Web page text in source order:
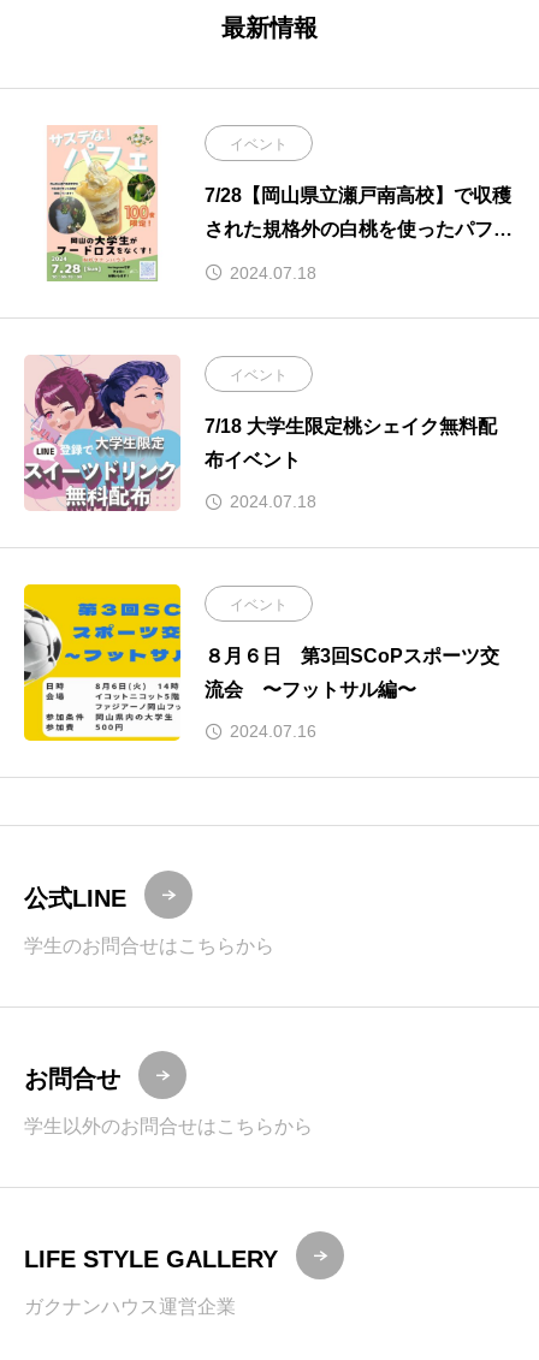
最新情報
イベント
7/28【岡山県立瀬戸南高校】で収穫
された規格外の白桃を使ったパフェ
を100食限定で販売
2024.07.18
イベント
7/18 大学生限定桃シェイク無料配
布イベント
2024.07.18
イベント
８月６日 第3回SCoPスポーツ交
流会 〜フットサル編〜
2024.07.16
公式LINE
学生のお問合せはこちらから
お問合せ
学生以外のお問合せはこちらから
LIFE STYLE GALLERY
ガクナンハウス運営企業